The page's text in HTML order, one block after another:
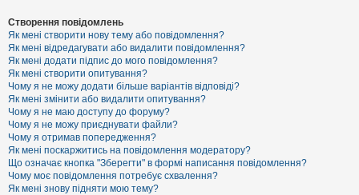
е
й
А
к
т
и
в
н
і
т
е
м
и
Створення повідомлень
Як мені створити нову тему або повідомлення?
Як мені відредагувати або видалити повідомлення?
Як мені додати підпис до мого повідомлення?
Як мені створити опитування?
Чому я не можу додати більше варіантів відповіді?
Як мені змінити або видалити опитування?
Чому я не маю доступу до форуму?
Чому я не можу приєднувати файли?
Чому я отримав попередження?
Як мені поскаржитись на повідомлення модератору?
Що означає кнопка "Зберегти" в формі написання повідомлення?
Чому моє повідомлення потребує схвалення?
Як мені знову підняти мою тему?